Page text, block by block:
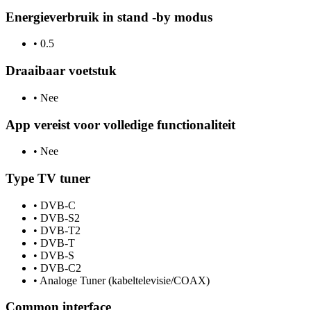
Energieverbruik in stand -by modus
• 0.5
Draaibaar voetstuk
• Nee
App vereist voor volledige functionaliteit
• Nee
Type TV tuner
• DVB-C
• DVB-S2
• DVB-T2
• DVB-T
• DVB-S
• DVB-C2
• Analoge Tuner (kabeltelevisie/COAX)